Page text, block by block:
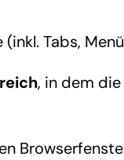
Tabs,
, in dem